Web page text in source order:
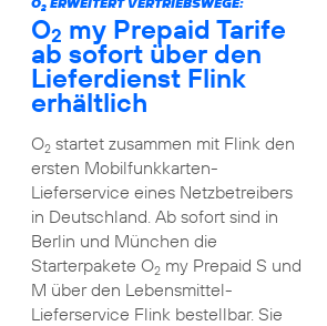
2
O2 my Prepaid Tarife
ab sofort über den
Lieferdienst Flink
erhältlich
O2startet zusammen mit Flink den
ersten Mobilfunkkarten-
Lieferservice eines Netzbetreibers
in Deutschland. Ab sofort sind in
Berlin und München die
Starterpakete O2my Prepaid S und
M über den Lebensmittel-
Lieferservice Flink bestellbar. Sie